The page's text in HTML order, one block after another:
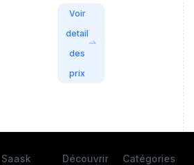
Voir
detail
des
prix
Saask Découvrir
Catégories